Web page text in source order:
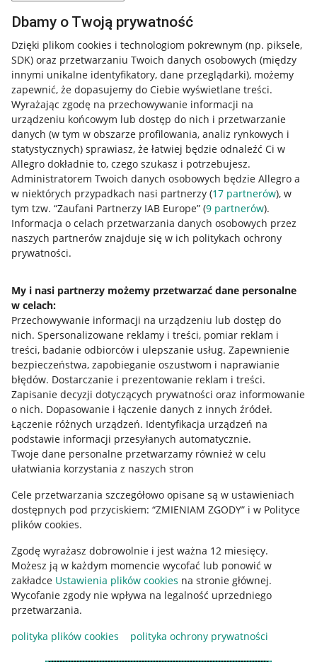
Dbamy o Twoją prywatność
Dzięki plikom cookies i technologiom pokrewnym (np. piksele,
SDK) oraz przetwarzaniu Twoich danych osobowych (między
innymi unikalne identyfikatory, dane przeglądarki), możemy
zapewnić, że dopasujemy do Ciebie wyświetlane treści.
Wyrażając zgodę na przechowywanie informacji na
urządzeniu końcowym lub dostęp do nich i przetwarzanie
danych (w tym w obszarze profilowania, analiz rynkowych i
statystycznych) sprawiasz, że łatwiej będzie odnaleźć Ci w
Allegro dokładnie to, czego szukasz i potrzebujesz.
Administratorem Twoich danych osobowych będzie Allegro a
w niektórych przypadkach nasi partnerzy (17 partnerów), w
tym tzw. “Zaufani Partnerzy IAB Europe” (9 partnerów).
Informacja o celach przetwarzania danych osobowych przez
naszych partnerów znajduje się w ich politykach ochrony
prywatności.
My i nasi partnerzy możemy przetwarzać dane personalne
w celach:
Przechowywanie informacji na urządzeniu lub dostęp do
nich. Spersonalizowane reklamy i treści, pomiar reklam i
treści, badanie odbiorców i ulepszanie usług. Zapewnienie
bezpieczeństwa, zapobieganie oszustwom i naprawianie
błędów. Dostarczanie i prezentowanie reklam i treści.
Zapisanie decyzji dotyczących prywatności oraz informowanie
o nich. Dopasowanie i łączenie danych z innych źródeł.
Łączenie różnych urządzeń. Identyfikacja urządzeń na
podstawie informacji przesyłanych automatycznie.
Twoje dane personalne przetwarzamy również w celu
ułatwiania korzystania z naszych stron
Cele przetwarzania szczegółowo opisane są w ustawieniach
dostępnych pod przyciskiem: “ZMIENIAM ZGODY” i w Polityce
plików cookies.
Zgodę wyrażasz dobrowolnie i jest ważna 12 miesięcy.
Możesz ją w każdym momencie wycofać lub ponowić w
zakładce Ustawienia plików cookies na stronie głównej.
Wycofanie zgody nie wpływa na legalność uprzedniego
przetwarzania.
polityka plików cookies
polityka ochrony prywatności
Przydatne informacje
Jak to działa
Allegro Gadane dla sprzedających
Allegro Gadane dla kupujących
Mapa miejscowości
Informacje prawne
Regulamin
Polityka plików "cookies"
Ustawienia plików "cookies"
Udostępnianie lokalizacji
Informacje dla Aktu o Usługach Cyfrowych
Pobierz aplikację